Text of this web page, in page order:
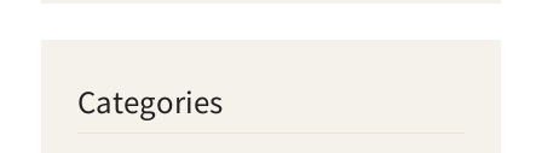
Categories